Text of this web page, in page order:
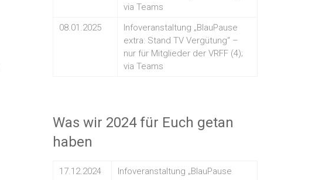
via Teams
08.01.2025
Infoveranstaltung „BlauPause
extra: Stand TV Vergütung“ –
nur für Mitglieder der VRFF (4);
via Teams
Was wir 2024 für Euch getan
haben
17.12.2024
Infoveranstaltung „BlauPause